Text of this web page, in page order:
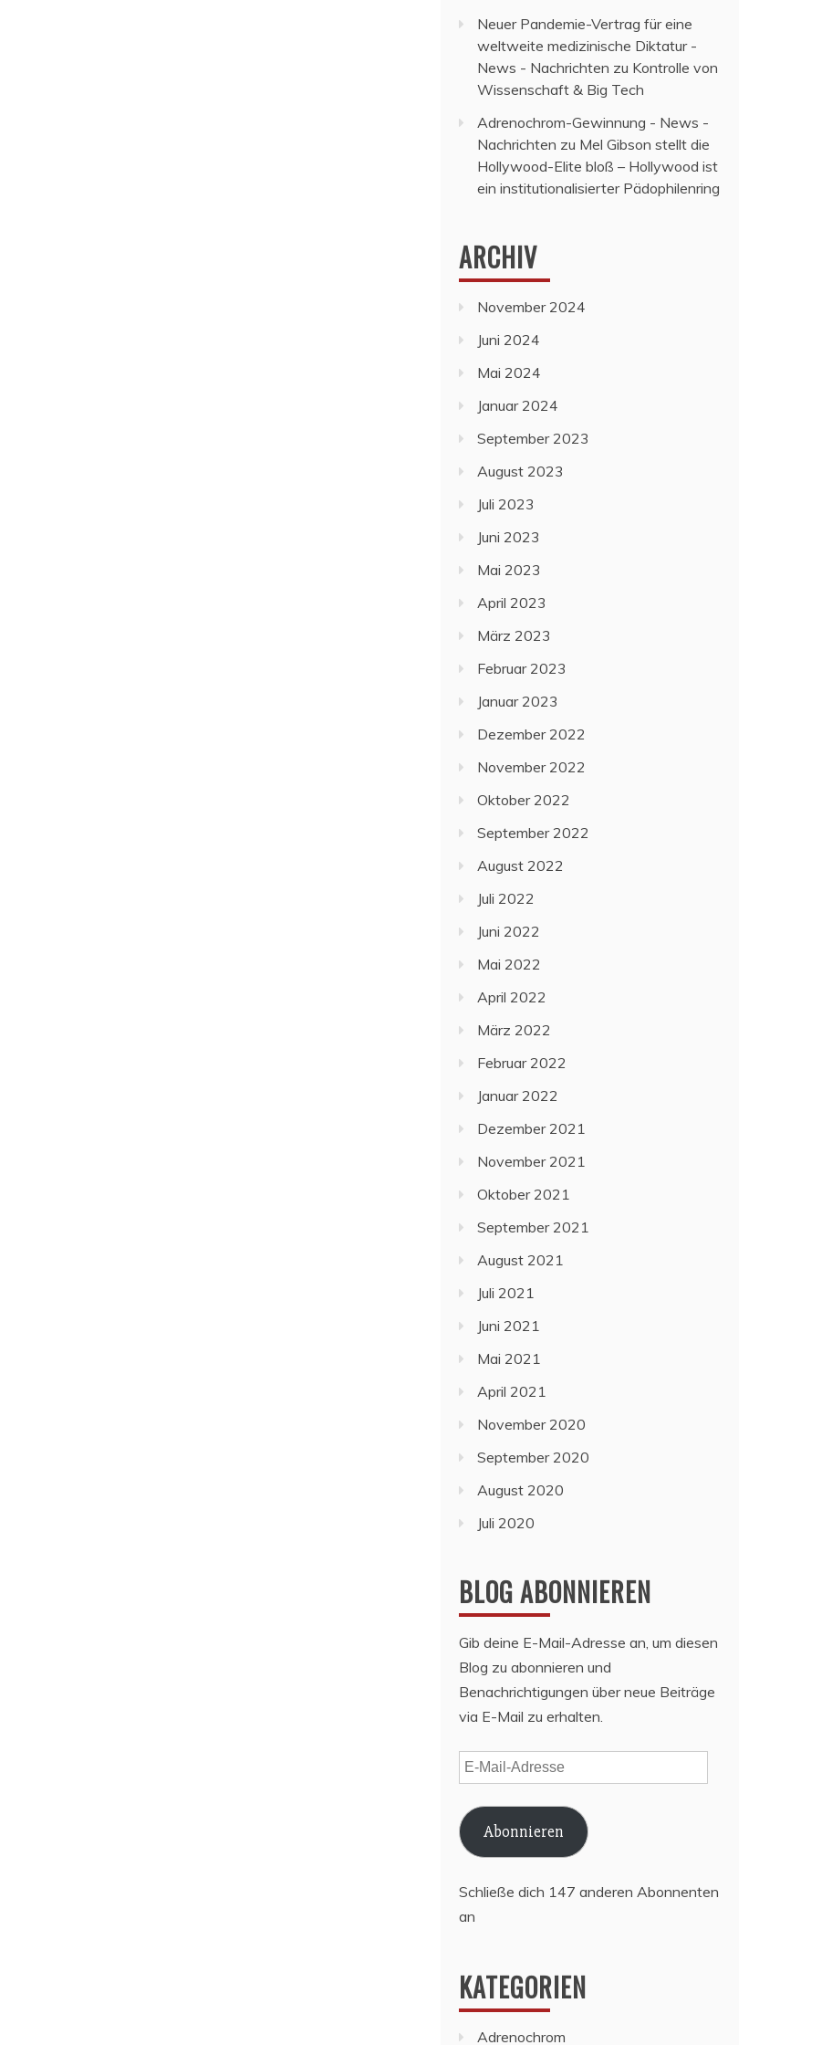
Neuer Pandemie-Vertrag für eine
weltweite medizinische Diktatur -
News - Nachrichten zu Kontrolle von
Wissenschaft & Big Tech
Adrenochrom-Gewinnung - News -
Nachrichten zu Mel Gibson stellt die
Hollywood-Elite bloß – Hollywood ist
ein institutionalisierter Pädophilenring
ARCHIV
November 2024
Juni 2024
Mai 2024
Januar 2024
September 2023
August 2023
Juli 2023
Juni 2023
Mai 2023
April 2023
März 2023
Februar 2023
Januar 2023
Dezember 2022
November 2022
Oktober 2022
September 2022
August 2022
Juli 2022
Juni 2022
Mai 2022
April 2022
März 2022
Februar 2022
Januar 2022
Dezember 2021
November 2021
Oktober 2021
September 2021
August 2021
Juli 2021
Juni 2021
Mai 2021
April 2021
November 2020
September 2020
August 2020
Juli 2020
BLOG ABONNIEREN
Gib deine E-Mail-Adresse an, um diesen
Blog zu abonnieren und
Benachrichtigungen über neue Beiträge
via E-Mail zu erhalten.
E-
Mail-
Adresse
Abonnieren
Schließe dich 147 anderen Abonnenten
an
KATEGORIEN
Adrenochrom